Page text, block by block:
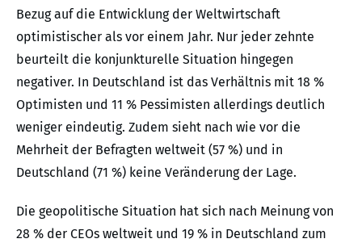
Bezug auf die Entwicklung der Weltwirtschaft
optimistischer als vor einem Jahr. Nur jeder zehnte
beurteilt die konjunkturelle Situation hingegen
negativer. In Deutschland ist das Verhältnis mit 18 %
Optimisten und 11 % Pessimisten allerdings deutlich
weniger eindeutig. Zudem sieht nach wie vor die
Mehrheit der Befragten weltweit (57 %) und in
Deutschland (71 %) keine Veränderung der Lage.
Die geopolitische Situation hat sich nach Meinung von
28 % der CEOs weltweit und 19 % in Deutschland zum